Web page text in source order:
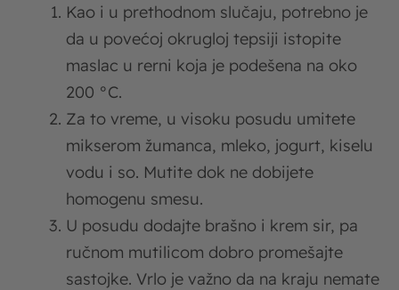
Kao i u prethodnom slučaju, potrebno je
da u povećoj okrugloj tepsiji istopite
maslac u rerni koja je podešena na oko
200 °C.
Za to vreme, u visoku posudu umitete
mikserom žumanca, mleko, jogurt, kiselu
vodu i so. Mutite dok ne dobijete
homogenu smesu.
U posudu dodajte brašno i krem sir, pa
ručnom mutilicom dobro promešajte
sastojke. Vrlo je važno da na kraju nemate